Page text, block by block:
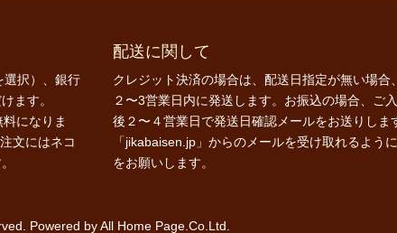
選択）、銀行
ます。
になりま
文にはネコ
配送に関して
クレジット決済の場合は、配送日指定が無い場合
２〜3営業日内に発送します。お振込の場合、ご
後２〜４営業日で発送日確認メールをお送りしま
「jikabaisen.jp」からのメールを受け取れるよう
をお願いします。
Powered byAll Home Page.Co.Ltd.